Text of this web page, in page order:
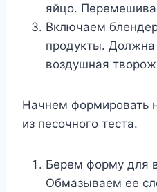
яйцо.
Включаем
продукты. Должна
воздушная
Начнем формировать
из песочного теста.
Берем форму для
Обмазываем ее